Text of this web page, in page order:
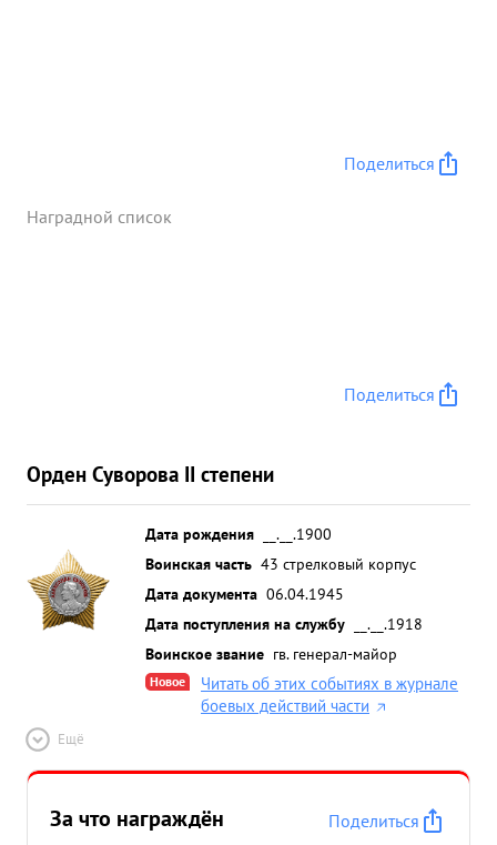
Поделиться
Наградной список
Поделиться
Орден Суворова II степени
Дата рождения
__.__.1900
Воинская часть 43 стрелковый корпус
Дата документа 06.04.1945
Дата поступления на службу
__.__.1918
Воинское звание гв. генерал-майор
Новое
Читать об этих событиях в журнале
боевых действий части
Ещё
За что награждён
Поделиться